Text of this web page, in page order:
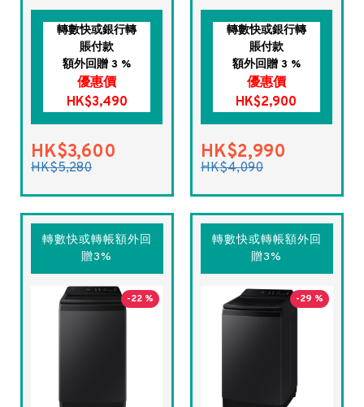
轉數快或銀行轉
賬付款
額外回贈 3 %
優惠價
HK$3,490
HK$3,600
HK$5,280
轉數快或銀行轉
賬付款
額外回贈 3 %
優惠價
HK$2,900
HK$2,990
HK$4,090
轉數快或轉帳額外回
贈3%
-22 %
轉數快或轉帳額外回
贈3%
-29 %